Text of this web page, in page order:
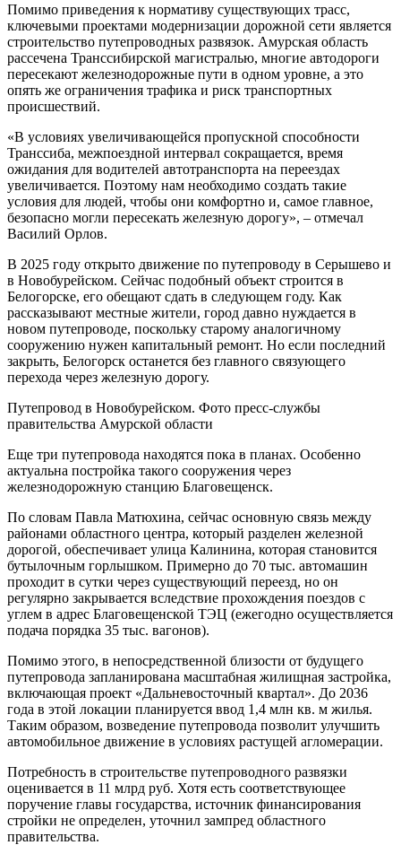
Помимо приведения к нормативу существующих трасс,
ключевыми проектами модернизации дорожной сети является
строительство путепроводных развязок. Амурская область
рассечена Транссибирской магистралью, многие автодороги
пересекают железнодорожные пути в одном уровне, а это
опять же ограничения трафика и риск транспортных
происшествий.
«В условиях увеличивающейся пропускной способности
Транссиба, межпоездной интервал сокращается, время
ожидания для водителей автотранспорта на переездах
увеличивается. Поэтому нам необходимо создать такие
условия для людей, чтобы они комфортно и, самое главное,
безопасно могли пересекать железную дорогу», – отмечал
Василий Орлов.
В 2025 году открыто движение по путепроводу в Серышево и
в Новобурейском. Сейчас подобный объект строится в
Белогорске, его обещают сдать в следующем году. Как
рассказывают местные жители, город давно нуждается в
новом путепроводе, поскольку старому аналогичному
сооружению нужен капитальный ремонт. Но если последний
закрыть, Белогорск останется без главного связующего
перехода через железную дорогу.
Путепровод в Новобурейском. Фото пресс-службы
правительства Амурской области
Еще три путепровода находятся пока в планах. Особенно
актуальна постройка такого сооружения через
железнодорожную станцию Благовещенск.
По словам Павла Матюхина, сейчас основную связь между
районами областного центра, который разделен железной
дорогой, обеспечивает улица Калинина, которая становится
бутылочным горлышком. Примерно до 70 тыс. автомашин
проходит в сутки через существующий переезд, но он
регулярно закрывается вследствие прохождения поездов с
углем в адрес Благовещенской ТЭЦ (ежегодно осуществляется
подача порядка 35 тыс. вагонов).
Помимо этого, в непосредственной близости от будущего
путепровода запланирована масштабная жилищная застройка,
включающая проект «Дальневосточный квартал». До 2036
года в этой локации планируется ввод 1,4 млн кв. м жилья.
Таким образом, возведение путепровода позволит улучшить
автомобильное движение в условиях растущей агломерации.
Потребность в строительстве путепроводного развязки
оценивается в 11 млрд руб. Хотя есть соответствующее
поручение главы государства, источник финансирования
стройки не определен, уточнил зампред областного
правительства.